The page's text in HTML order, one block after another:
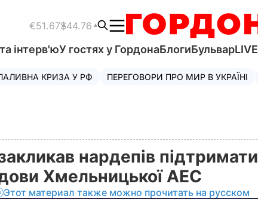
€51.67$44.76
інтерв'юУ гостях у ГордонаБлогиБульварLIVE
КРИЗА У РФ ПЕРЕГОВОРИ ПРО МИР В УКРАЇНІ
нардепів підтримати
Хмельницької АЕС
Этот материал также можно прочитать на русском